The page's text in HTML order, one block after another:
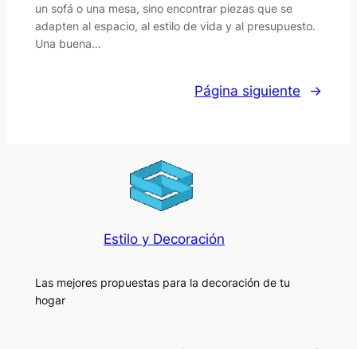
un sofá o una mesa, sino encontrar piezas que se
adapten al espacio, al estilo de vida y al presupuesto.
Una buena…
Página siguiente →
Estilo y Decoración
Las mejores propuestas para la decoración de tu
hogar